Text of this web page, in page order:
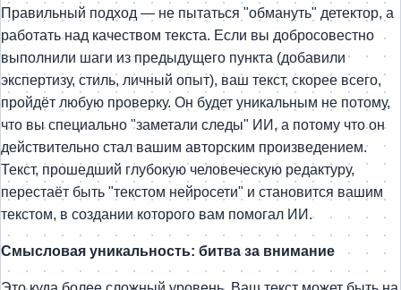
Правильный подход — не пытаться "обмануть" детектор, а
работать над качеством текста. Если вы добросовестно
выполнили шаги из предыдущего пункта (добавили
экспертизу, стиль, личный опыт), ваш текст, скорее всего,
пройдёт любую проверку. Он будет уникальным не потому,
что вы специально "заметали следы" ИИ, а потому что он
действительно стал вашим авторским произведением.
Текст, прошедший глубокую человеческую редактуру,
перестаёт быть "текстом нейросети" и становится вашим
текстом, в создании которого вам помогал ИИ.
Смысловая уникальность: битва за внимание